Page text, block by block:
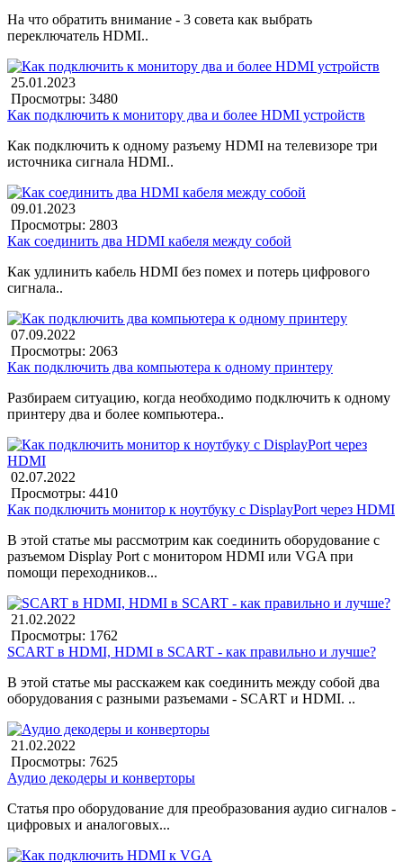
На что обратить внимание - 3 совета как выбрать
переключатель HDMI..
25.01.2023
Просмотры: 3480
Как подключить к монитору два и более HDMI устройств
Как подключить к одному разъему HDMI на телевизоре три
источника сигнала HDMI..
09.01.2023
Просмотры: 2803
Как соединить два HDMI кабеля между собой
Как удлинить кабель HDMI без помех и потерь цифрового
сигнала..
07.09.2022
Просмотры: 2063
Как подключить два компьютера к одному принтеру
Разбираем ситуацию, когда необходимо подключить к одному
принтеру два и более компьютера..
02.07.2022
Просмотры: 4410
Как подключить монитор к ноутбуку c DisplayPort через HDMI
В этой статье мы рассмотрим как соединить оборудование с
разъемом Display Port с монитором HDMI или VGA при
помощи переходников...
21.02.2022
Просмотры: 1762
SCART в HDMI, HDMI в SCART - как правильно и лучше?
В этой статье мы расскажем как соединить между собой два
оборудования с разными разъемами - SCART и HDMI. ..
21.02.2022
Просмотры: 7625
Аудио декодеры и конверторы
Статья про оборудование для преобразования аудио сигналов -
цифровых и аналоговых...